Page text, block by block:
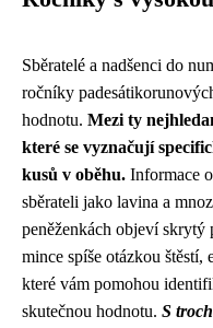
Sběratelé a nadšenci do
ročníky
hodnotu. Mezi ty
které se vyznačují
kusů v oběhu. Informace
sběrateli jako lavina a
peněženkách objeví
mince spíše otázkou štěstí,
které vám pomohou
skutečnou hodnotu. S